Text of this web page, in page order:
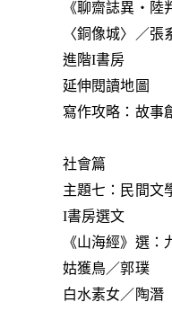
《聊齋誌異‧陸
〈銅像城〉／張
進階I書房
延伸閱讀地圖
寫作攻略：故事
社會篇
主題七：民間文
I書房選文
《山海經》選：
姑獲鳥／郭璞
白水素女／陶潛